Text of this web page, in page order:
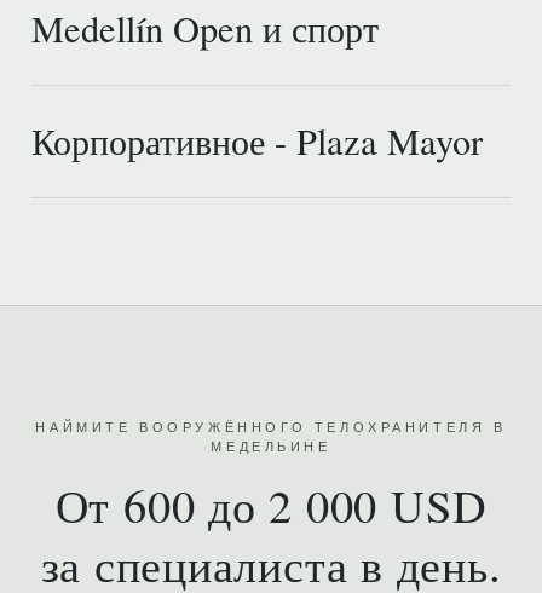
Medellín Open и спорт
Корпоративное - Plaza Mayor
НАЙМИТЕ ВООРУЖЁННОГО ТЕЛОХРАНИТЕЛЯ В
МЕДЕЛЬИНЕ
От 600 до 2 000 USD
за специалиста в день.